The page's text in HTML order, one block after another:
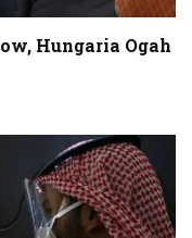
Hungaria Ogah